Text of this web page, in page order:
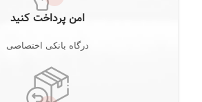
امن پرداخت کنید
درگاه بانکی اختصاصی